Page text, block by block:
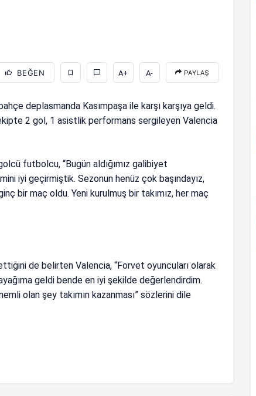
BEĞEN A+ A- PAYLAŞ
deplasmanda Kasımpaşa ile karşı karşıya geldi.
2 gol, 1 asistlik performans sergileyen Valencia
futbolcu, “Bugün aldığımız galibiyet
iyi geçirmiştik. Sezonun henüz çok başındayız,
bir maç oldu. Yeni kurulmuş bir takımız, her maç
de belirten Valencia, “Forvet oyuncuları olarak
geldi bende en iyi şekilde değerlendirdim.
olan şey takımın kazanması” sözlerini dile